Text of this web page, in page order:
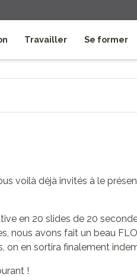
Travailler Se former
voilà déjà invités à le
en 20 slides de 20
nous avons fait un beau
on en sortira finalement
!